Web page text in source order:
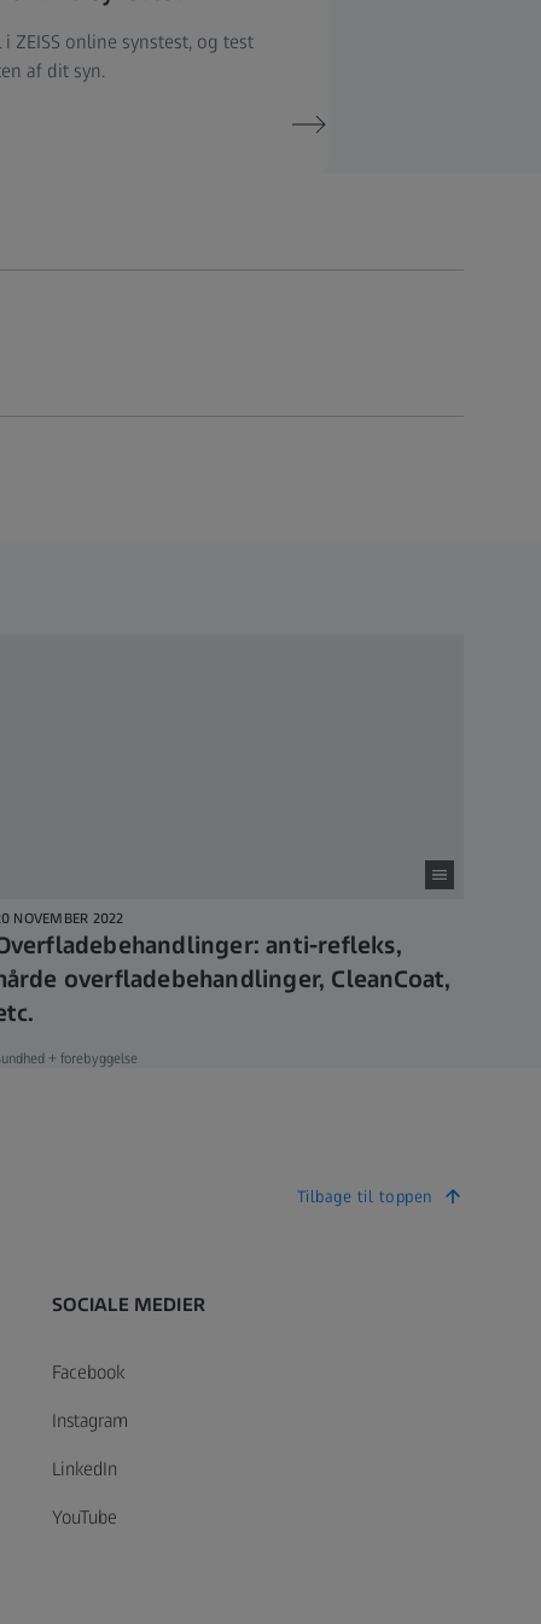
i ZEISS online synstest, og test
af dit syn.
NOVEMBER 2022
anti-refleks,
overfladebehandlinger, CleanCoat,
+ forebyggelse
Tilbage til toppen
SOCIALE MEDIER
Facebook
Instagram
LinkedIn
YouTube